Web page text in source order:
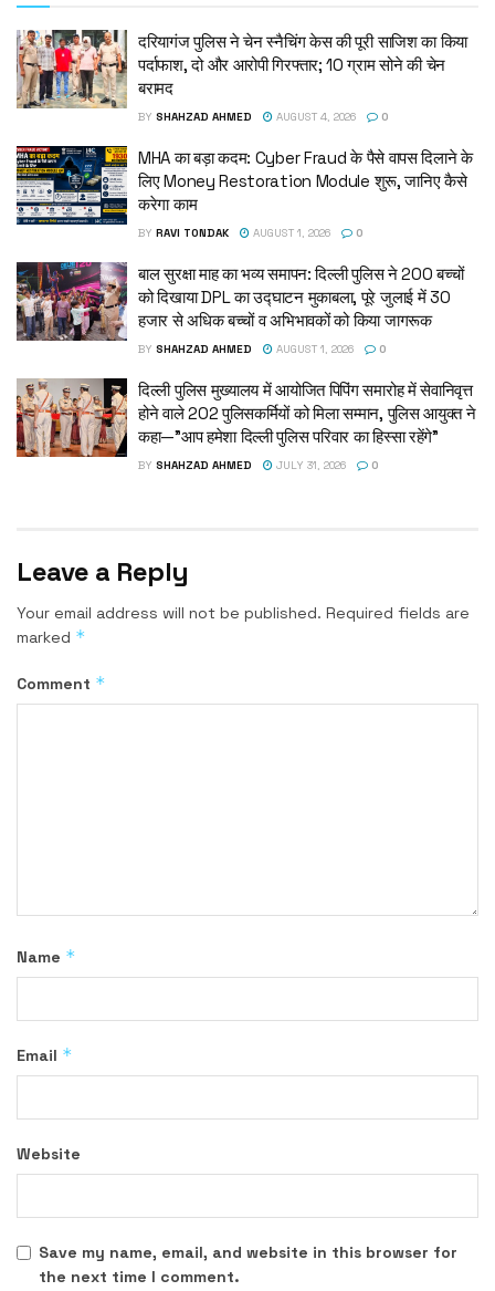
दरियागंज पुलिस ने चेन स्नैचिंग केस की पूरी साजिश का किया
पर्दाफाश, दो और आरोपी गिरफ्तार; 10 ग्राम सोने की चेन
बरामद
BY SHAHZAD AHMED AUGUST 4, 2026 0
MHA का बड़ा कदम: Cyber Fraud के पैसे वापस दिलाने के
लिए Money Restoration Module शुरू, जानिए कैसे
करेगा काम
BY RAVI TONDAK AUGUST 1, 2026 0
बाल सुरक्षा माह का भव्य समापन: दिल्ली पुलिस ने 200 बच्चों
को दिखाया DPL का उद्घाटन मुकाबला, पूरे जुलाई में 30
हजार से अधिक बच्चों व अभिभावकों को किया जागरूक
BY SHAHZAD AHMED AUGUST 1, 2026 0
दिल्ली पुलिस मुख्यालय में आयोजित पिपिंग समारोह में सेवानिवृत्त
होने वाले 202 पुलिसकर्मियों को मिला सम्मान, पुलिस आयुक्त ने
कहा—”आप हमेशा दिल्ली पुलिस परिवार का हिस्सा रहेंगे”
BY SHAHZAD AHMED JULY 31, 2026 0
Leave a Reply
Your email address will not be published. Required fields are
marked *
Comment *
Name *
Email *
Website
Save my name, email, and website in this browser for
the next time I comment.